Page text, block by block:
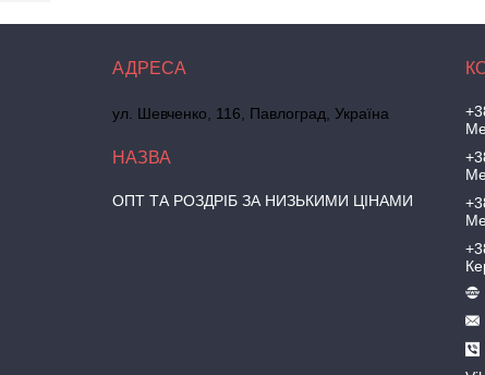
ул. Шевченко, 116, Павлоград, Україна
ОПТ ТА РОЗДРІБ ЗА НИЗЬКИМИ ЦІНАМИ